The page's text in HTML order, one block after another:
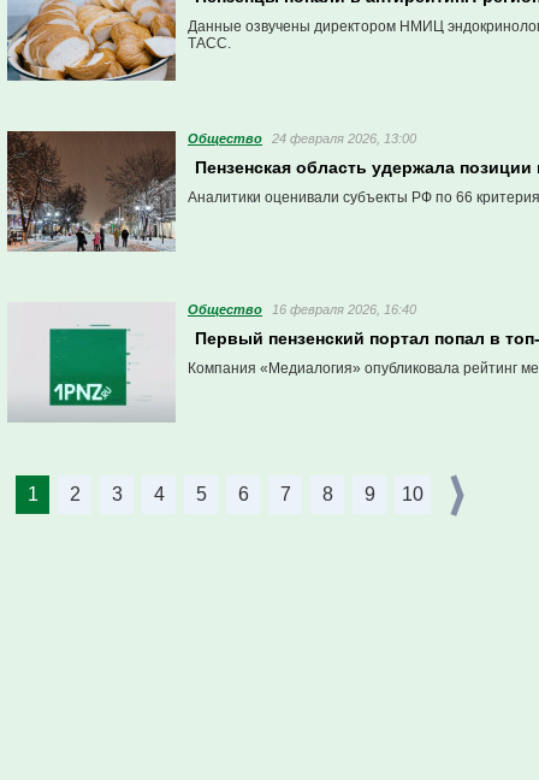
Данные озвучены директором НМИЦ
ТАСС.
Общество 24 февраля 2026, 13:00
Пензенская область удержала
Аналитики оценивали субъекты РФ по 66
Общество 16 февраля 2026, 16:40
Первый пензенский портал попал в
Компания «Медиалогия» опубликовала рейтинг
1 2 3 4 5 6 7 8 9 10